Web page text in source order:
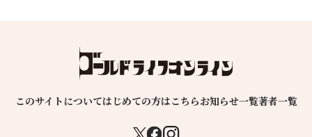
このサイトについてはじめての方はこちらお知らせ一覧著者一覧